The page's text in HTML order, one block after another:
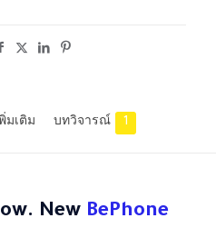
มเติม บทวิจารณ์ 1
New BePhone